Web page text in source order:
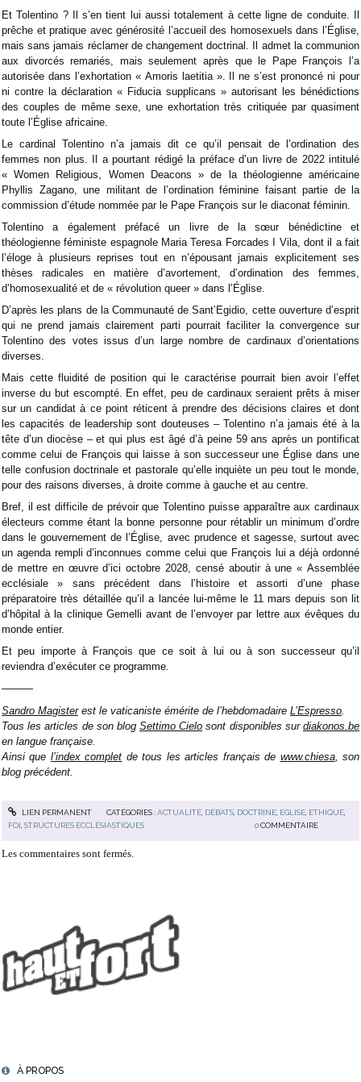
À PROPOS
Et Tolentino ? Il s’en tient lui aussi totalement à cette ligne de conduite. Il
prêche et pratique avec générosité l’accueil des homosexuels dans l’Église,
mais sans jamais réclamer de changement doctrinal. Il admet la communion
aux divorcés remariés, mais seulement après que le Pape François l’a
autorisée dans l’exhortation « Amoris laetitia ». Il ne s’est prononcé ni pour
ni contre la déclaration « Fiducia supplicans » autorisant les bénédictions
des couples de même sexe, une exhortation très critiquée par quasiment
toute l’Église africaine.
Le cardinal Tolentino n’a jamais dit ce qu’il pensait de l’ordination des
femmes non plus. Il a pourtant rédigé la préface d’un livre de 2022 intitulé
« Women Religious, Women Deacons » de la théologienne américaine
Phyllis Zagano, une militant de l’ordination féminine faisant partie de la
commission d’étude nommée par le Pape François sur le diaconat féminin.
Tolentino a également préfacé un livre de la sœur bénédictine et
théologienne féministe espagnole Maria Teresa Forcades I Vila, dont il a fait
l’éloge à plusieurs reprises tout en n’épousant jamais explicitement ses
thèses radicales en matière d’avortement, d’ordination des femmes,
d’homosexualité et de « révolution queer » dans l’Église.
D’après les plans de la Communauté de Sant’Egidio, cette ouverture d’esprit
qui ne prend jamais clairement parti pourrait faciliter la convergence sur
Tolentino des votes issus d’un large nombre de cardinaux d’orientations
diverses.
Mais cette fluidité de position qui le caractérise pourrait bien avoir l’effet
inverse du but escompté. En effet, peu de cardinaux seraient prêts à miser
sur un candidat à ce point réticent à prendre des décisions claires et dont
les capacités de leadership sont douteuses – Tolentino n’a jamais été à la
tête d’un diocèse – et qui plus est âgé d’à peine 59 ans après un pontificat
comme celui de François qui laisse à son successeur une Église dans une
telle confusion doctrinale et pastorale qu’elle inquiète un peu tout le monde,
pour des raisons diverses, à droite comme à gauche et au centre.
Bref, il est difficile de prévoir que Tolentino puisse apparaître aux cardinaux
électeurs comme étant la bonne personne pour rétablir un minimum d’ordre
dans le gouvernement de l’Église, avec prudence et sagesse, surtout avec
un agenda rempli d’inconnues comme celui que François lui a déjà ordonné
de mettre en œuvre d’ici octobre 2028, censé aboutir à une « Assemblée
ecclésiale » sans précédent dans l’histoire et assorti d’une phase
préparatoire très détaillée qu’il a lancée lui-même le 11 mars depuis son lit
d’hôpital à la clinique Gemelli avant de l’envoyer par lettre aux évêques du
monde entier.
Et peu importe à François que ce soit à lui ou à son successeur qu’il
reviendra d’exécuter ce programme.
———
Sandro Magisterest le vaticaniste émérite de l’hebdomadaire L’Espresso
Tous les articles de son blogSettimo Cielo sont disponibles surdiakonos.be
en langue française.
Ainsi que l’index complet de tous les articles français de www.chiesa, son
blog précédent.
LIEN PERMANENT CATÉGORIES :ACTUALITÉ, DÉBATS, DOCTRINE, EGLISE, ETHIQUE,
FOI ,STRUCTURES ECCLÉSIASTIQUES 0 COMMENTAIRE
Les commentaires sont fermés.